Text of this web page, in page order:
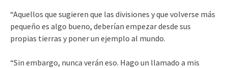
“Aquellos que sugieren que las divisiones y que volverse más
pequeño es algo bueno, deberían empezar desde sus
propias tierras y poner un ejemplo al mundo.
“Sin embargo, nunca verán eso. Hago un llamado a mis